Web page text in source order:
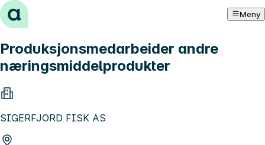
Hopp til innhold Meny
Produksjonsmedarbeider andre
næringsmiddelprodukter
SIGERFJORD FISK AS